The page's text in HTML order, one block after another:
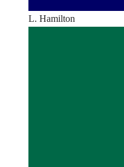
L. Hamilton